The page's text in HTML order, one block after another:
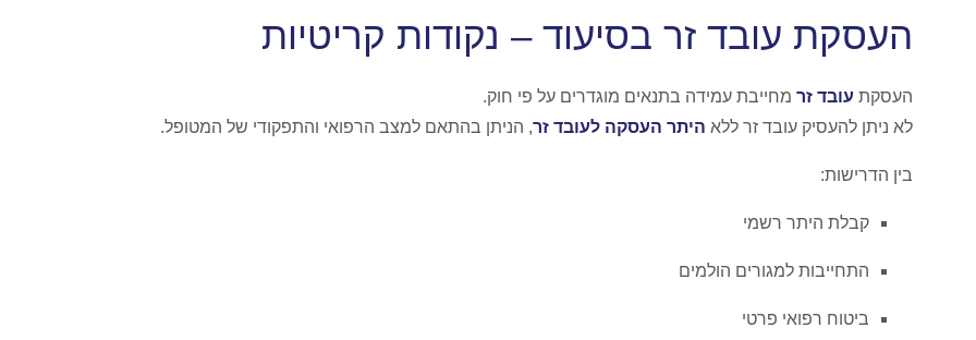
העסקת עובד זר בסיעוד – נקודות קריטיות
העסקת עובד זר מחייבת עמידה בתנאים מוגדרים על פי חוק.
לא ניתן להעסיק עובד זר ללא היתר העסקה לעובד זר, הניתן בהתאם למצב הרפואי והתפקודי של המטופל.
בין הדרישות:
קבלת היתר רשמי
התחייבות למגורים הולמים
ביטוח רפואי פרטי